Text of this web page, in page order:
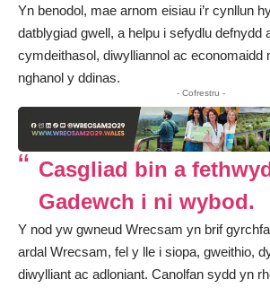
Yn benodol, mae arnom eisiau i’r cynllun
datblygiad gwell, a helpu i sefydlu defnydd
cymdeithasol, diwylliannol ac economaidd
nghanol y ddinas.
- Cofrestru -
Casgliad bin a
Gadewch i ni wybod.
Y nod yw gwneud Wrecsam yn brif
ardal Wrecsam, fel y lle i siopa, gweithio,
diwylliant ac adloniant. Canolfan sydd yn